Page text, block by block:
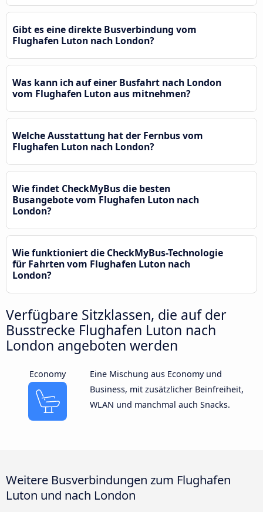
Gibt es eine direkte Busverbindung vom
Flughafen Luton nach London?
Was kann ich auf einer Busfahrt nach London
vom Flughafen Luton aus mitnehmen?
Welche Ausstattung hat der Fernbus vom
Flughafen Luton nach London?
Wie findet CheckMyBus die besten
Busangebote vom Flughafen Luton nach
London?
Wie funktioniert die CheckMyBus-Technologie
für Fahrten vom Flughafen Luton nach
London?
Verfügbare Sitzklassen, die auf der
Busstrecke Flughafen Luton nach
London angeboten werden
Economy
Eine Mischung aus Economy und
Business, mit zusätzlicher Beinfreiheit,
WLAN und manchmal auch Snacks.
Weitere Busverbindungen zum Flughafen
Luton und nach London